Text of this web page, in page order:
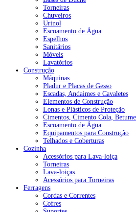
Torneiras
Chuveiros
Urinol
Escoamento de Água
Espelhos
Sanitários
Móveis
Lavatórios
Construção
Máquinas
Pladur e Placas de Gesso
Escadas, Andaimes e Cavaletes
Elementos de Construção
Lonas e Plásticos de Proteção
Cimentos, Cimento Cola,
Escoamento de Água
Equipamentos para Construção
Telhados e Coberturas
Cozinha
Acessórios para Lava-loiça
Torneiras
Lava-loiças
Acessórios para Torneiras
Ferragens
Cordas e Correntes
Cofres